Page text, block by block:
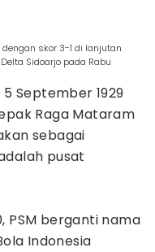
skor 3-1 di lanjutan
Sidoarjo pada Rabu
September 1929
Raga Mataram
sebagai
pusat
PSM berganti nama
Indonesia